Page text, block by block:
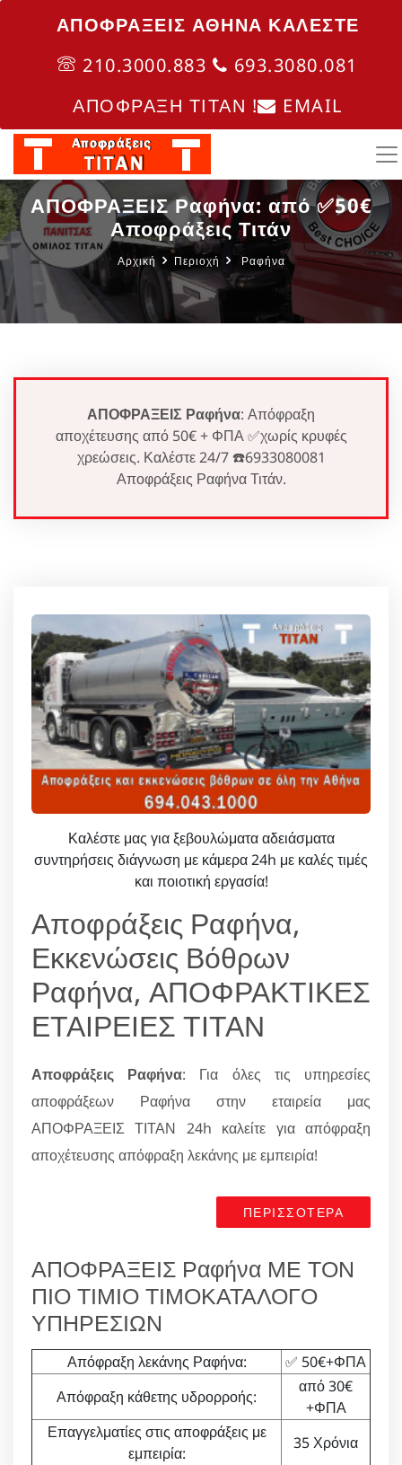
ΑΠΟΦΡΑΞΕΙΣ ΑΘΗΝΑ ΚΑΛΈΣΤΕ
210.3000.883
693.3080.081
ΑΠΟΦΡΑΞΗ ΤΙΤΑΝ !
EMAIL
ΑΠΟΦΡΑΞΕΙΣ Ραφήνα: από ✅50€
Αποφράξεις Τιτάν
Αρχική Περιοχή Ραφήνα
ΑΠΟΦΡΑΞΕΙΣ Ραφήνα: Απόφραξη
αποχέτευσης από 50€ + ΦΠΑ ✅χωρίς κρυφές
χρεώσεις. Καλέστε 24/7 ☎️6933080081
Αποφράξεις Ραφήνα Τιτάν.
Καλέστε μας για ξεβουλώματα αδειάσματα
συντηρήσεις διάγνωση με κάμερα 24h με καλές τιμές
και ποιοτική εργασία!
Αποφράξεις Ραφήνα,
Εκκενώσεις Βόθρων
Ραφήνα, ΑΠΟΦΡΑΚΤΙΚΕΣ
ΕΤΑΙΡΕΙΕΣ ΤΙΤΑΝ
Αποφράξεις Ραφήνα: Για όλες τις υπηρεσίες
αποφράξεων Ραφήνα στην εταιρεία μας
ΑΠΟΦΡΑΞΕΙΣ ΤΙΤΑΝ 24h καλείτε για απόφραξη
αποχέτευσης απόφραξη λεκάνης με εμπειρία!
ΠΕΡΙΣΣΟΤΕΡΑ
ΑΠΟΦΡΑΞΕΙΣ Ραφήνα ΜΕ ΤΟΝ
ΠΙΟ ΤΙΜΙΟ ΤΙΜΟΚΑΤΑΛΟΓΟ
ΥΠΗΡΕΣΙΩΝ
Απόφραξη λεκάνης Ραφήνα:
✅ 50€+ΦΠΑ
Απόφραξη κάθετης υδρορροής:
από 30€
+ΦΠΑ
Επαγγελματίες στις αποφράξεις με
εμπειρία:
35 Χρόνια